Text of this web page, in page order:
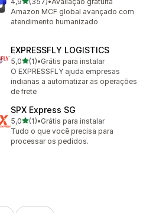
357 avaliações ao todo
Amazon MCF global avançado com
atendimento humanizado
EXPRESSFLY LOGISTICS
5,0de 5 estrelas
(1)
1 avaliações ao todo
•Grátis para instalar
O EXPRESSFLY ajuda empresas
indianas a automatizar as operações
de frete
SPX Express SG
5,0de 5 estrelas
(1)
1 avaliações ao todo
•Grátis para instalar
Tudo o que você precisa para
processar os pedidos.